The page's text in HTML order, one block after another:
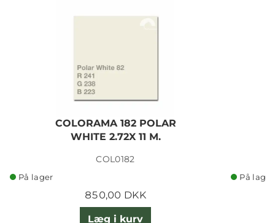
COLORAMA 182 POLAR
WHITE 2.72X 11 M.
COL0182
På lager
850,00 DKK
Læg i kurv
På lager